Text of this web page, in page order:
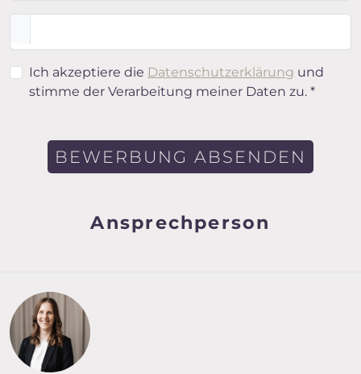
Ich akzeptiere die Datenschutzerklärung und
stimme der Verarbeitung meiner Daten zu. *
BEWERBUNG ABSENDEN
Ansprechperson